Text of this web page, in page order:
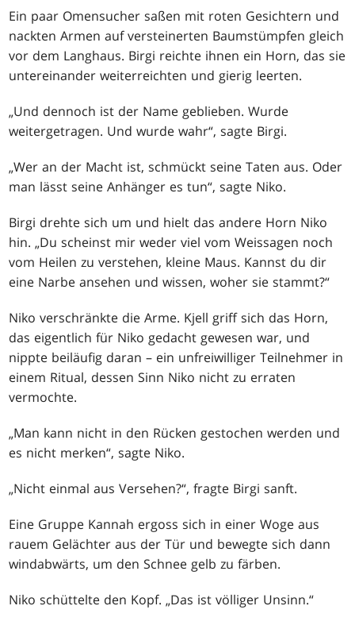
Ein paar Omensucher saßen mit roten Gesichtern und
nackten Armen auf versteinerten Baumstümpfen gleich
vor dem Langhaus. Birgi reichte ihnen ein Horn, das sie
untereinander weiterreichten und gierig leerten.
„Und dennoch ist der Name geblieben. Wurde
weitergetragen. Und wurde wahr“, sagte Birgi.
„Wer an der Macht ist, schmückt seine Taten aus. Oder
man lässt seine Anhänger es tun“, sagte Niko.
Birgi drehte sich um und hielt das andere Horn Niko
hin. „Du scheinst mir weder viel vom Weissagen noch
vom Heilen zu verstehen, kleine Maus. Kannst du dir
eine Narbe ansehen und wissen, woher sie stammt?“
Niko verschränkte die Arme. Kjell griff sich das Horn,
das eigentlich für Niko gedacht gewesen war, und
nippte beiläufig daran – ein unfreiwilliger Teilnehmer in
einem Ritual, dessen Sinn Niko nicht zu erraten
vermochte.
„Man kann nicht in den Rücken gestochen werden und
es nicht merken“, sagte Niko.
„Nicht einmal aus Versehen?“, fragte Birgi sanft.
Eine Gruppe Kannah ergoss sich in einer Woge aus
rauem Gelächter aus der Tür und bewegte sich dann
windabwärts, um den Schnee gelb zu färben.
Niko schüttelte den Kopf. „Das ist völliger Unsinn.“